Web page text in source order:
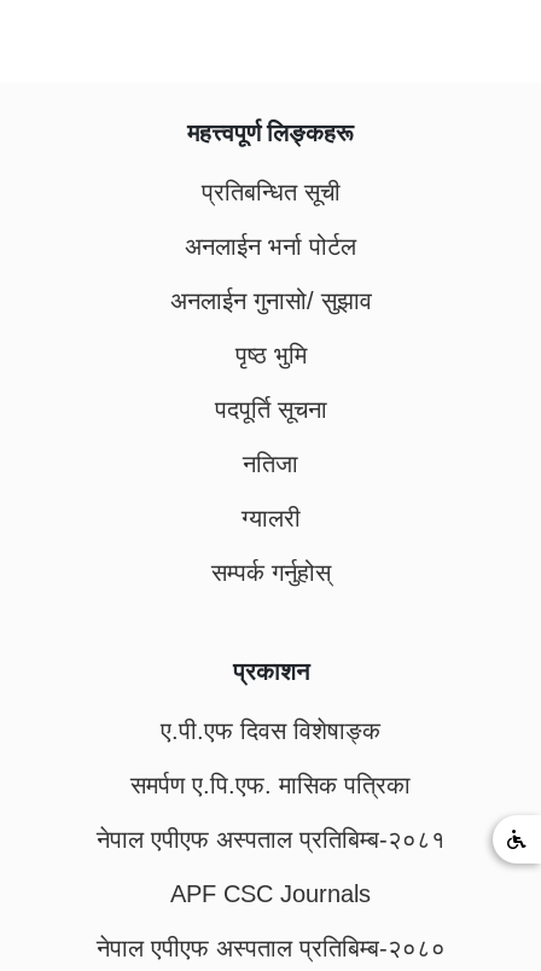
महत्त्वपूर्ण लिङ्कहरू
प्रतिबन्धित सूची
अनलाईन भर्ना पोर्टल
अनलाईन गुनासो/ सुझाव
पृष्ठ भुमि
पदपूर्ति सूचना
नतिजा
ग्यालरी
सम्पर्क गर्नुहोस्
प्रकाशन
ए.पी.एफ दिवस विशेषाङ्क
समर्पण ए.पि.एफ. मासिक पत्रिका
नेपाल एपीएफ अस्पताल प्रतिबिम्ब-२०८१
APF CSC Journals
नेपाल एपीएफ अस्पताल प्रतिबिम्ब-२०८०